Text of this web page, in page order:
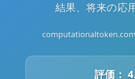
結果、将来の応
評価：